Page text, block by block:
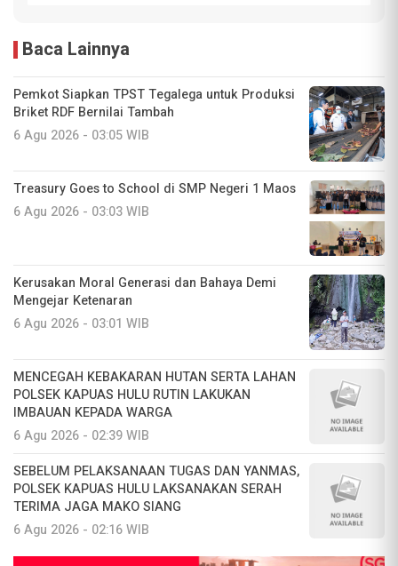
Baca Lainnya
Pemkot Siapkan TPST Tegalega untuk Produksi
Briket RDF Bernilai Tambah
6 Agu 2026 - 03:05 WIB
Treasury Goes to School di SMP Negeri 1 Maos
6 Agu 2026 - 03:03 WIB
Kerusakan Moral Generasi dan Bahaya Demi
Mengejar Ketenaran
6 Agu 2026 - 03:01 WIB
MENCEGAH KEBAKARAN HUTAN SERTA LAHAN
POLSEK KAPUAS HULU RUTIN LAKUKAN
IMBAUAN KEPADA WARGA
6 Agu 2026 - 02:39 WIB
SEBELUM PELAKSANAAN TUGAS DAN YANMAS,
POLSEK KAPUAS HULU LAKSANAKAN SERAH
TERIMA JAGA MAKO SIANG
6 Agu 2026 - 02:16 WIB